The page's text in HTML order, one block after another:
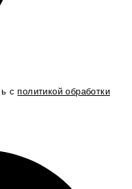
сполитикой обработки